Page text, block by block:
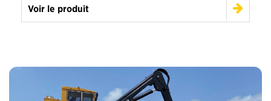
Voir le produit